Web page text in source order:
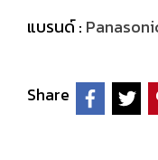
แบรนด์ :
Share